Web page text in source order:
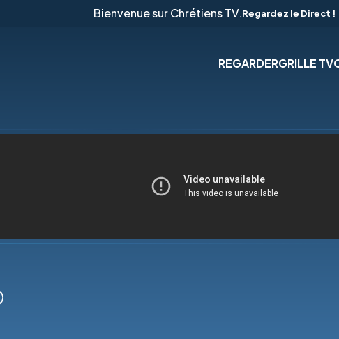
Bienvenue sur Chrétiens TV.Regardez le Direct !
REGARDERGRILLE TV